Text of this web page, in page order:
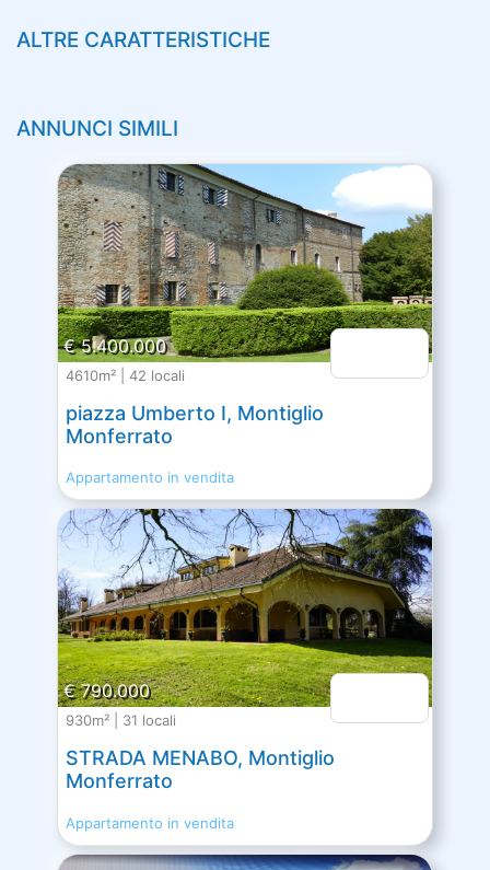
ALTRE CARATTERISTICHE
ANNUNCI SIMILI
€ 5.400.000
4610m² | 42 locali
piazza Umberto I, Montiglio
Monferrato
Appartamento in vendita
€ 790.000
930m² | 31 locali
STRADA MENABO, Montiglio
Monferrato
Appartamento in vendita